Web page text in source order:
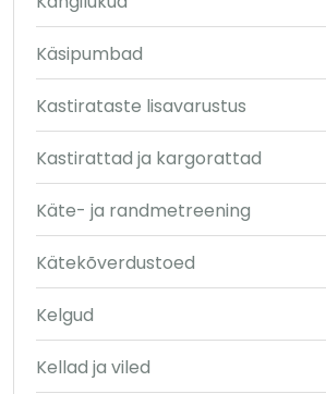
Käsipumbad
Kastirataste lisavarustus
Kastirattad ja kargorattad
Käte- ja randmetreening
Kätekõverdustoed
Kelgud
Kellad ja viled